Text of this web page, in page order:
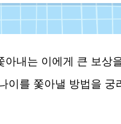
아내는 이에게 큰 보상
를 쫓아낼 방법을